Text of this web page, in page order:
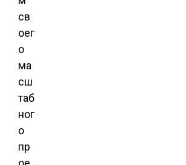
св
оег
о
ма
сш
таб
ног
о
пр